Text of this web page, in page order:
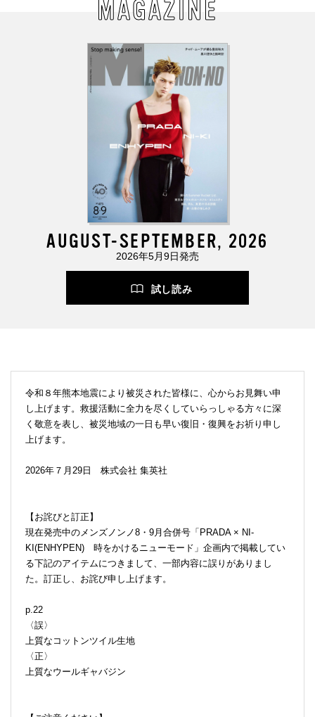
MAGAZINE
AUGUST-SEPTEMBER, 2026
2026年5月9日発売
試し読み
令和８年熊本地震により被災された皆様に、心からお見舞い申
し上げます。救援活動に全力を尽くしていらっしゃる方々に深
く敬意を表し、被災地域の一日も早い復旧・復興をお祈り申し
上げます。
2026年７月29日 株式会社 集英社
【お詫びと訂正】
現在発売中のメンズノンノ8・9月合併号「PRADA × NI-
KI(ENHYPEN) 時をかけるニューモード」企画内で掲載してい
る下記のアイテムにつきまして、一部内容に誤りがありまし
た。訂正し、お詫び申し上げます。
p.22
〈誤〉
上質なコットンツイル生地
〈正〉
上質なウールギャバジン